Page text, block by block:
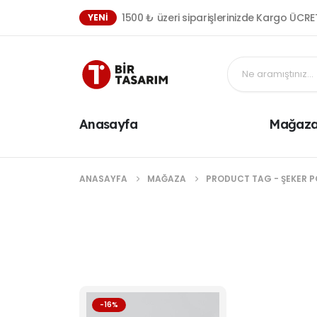
YENI 1500 ₺ üzeri siparişlerinizde Kargo
Anasayfa
ANASAYFA MAĞAZA PRODUCT TAG - ŞEKER
-16%